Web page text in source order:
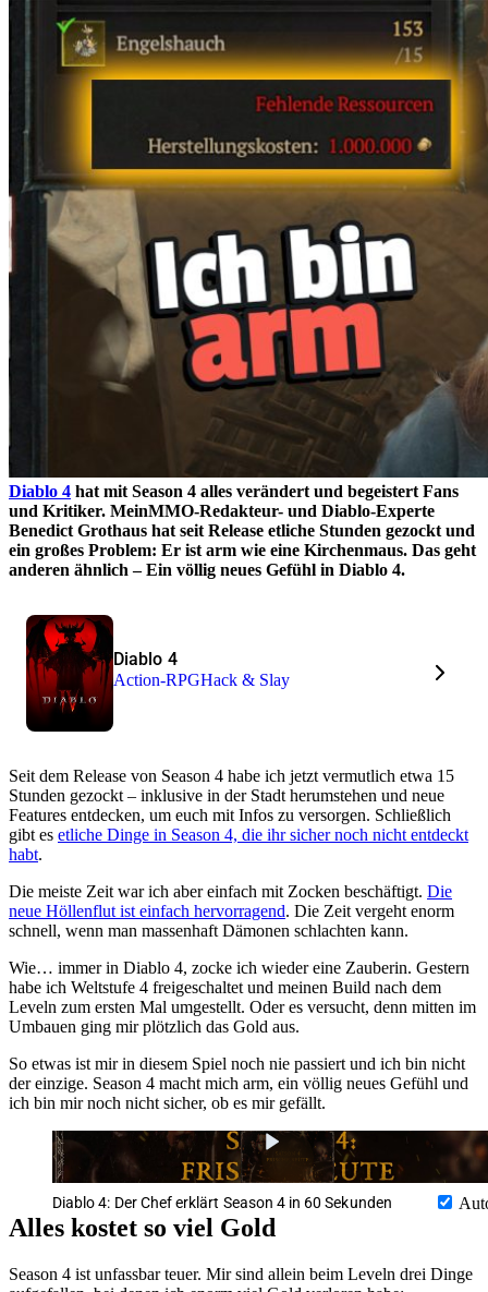
Diablo 4 hat mit Season 4 alles verändert und begeistert Fans
und Kritiker. MeinMMO-Redakteur- und Diablo-Experte
Benedict Grothaus hat seit Release etliche Stunden gezockt und
ein großes Problem: Er ist arm wie eine Kirchenmaus. Das geht
anderen ähnlich – Ein völlig neues Gefühl in Diablo 4.
Diablo 4
Action-RPGHack & Slay
Seit dem Release von Season 4 habe ich jetzt vermutlich etwa 15
Stunden gezockt – inklusive in der Stadt herumstehen und neue
Features entdecken, um euch mit Infos zu versorgen. Schließlich
gibt es etliche Dinge in Season 4, die ihr sicher noch nicht entdeckt
habt.
Die meiste Zeit war ich aber einfach mit Zocken beschäftigt. Die
neue Höllenflut ist einfach hervorragend. Die Zeit vergeht enorm
schnell, wenn man massenhaft Dämonen schlachten kann.
Wie… immer in Diablo 4, zocke ich wieder eine Zauberin. Gestern
habe ich Weltstufe 4 freigeschaltet und meinen Build nach dem
Leveln zum ersten Mal umgestellt. Oder es versucht, denn mitten im
Umbauen ging mir plötzlich das Gold aus.
So etwas ist mir in diesem Spiel noch nie passiert und ich bin nicht
der einzige. Season 4 macht mich arm, ein völlig neues Gefühl und
ich bin mir noch nicht sicher, ob es mir gefällt.
Diablo 4: Der Chef erklärt Season 4 in 60 Sekunden
Alles kostet so viel Gold
Season 4 ist unfassbar teuer. Mir sind allein beim Leveln drei Dinge